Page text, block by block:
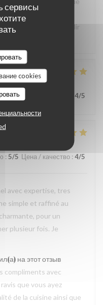
сервисы
cookies
de votre repas
de vous accueillir
:5/5 4/5
: 5/5 Цена / качество : 4/5
avec expertise, tres
simple et raffiné au
pour un
plusieur fois. Je
на этот отзыв
compliments avec
que vous ayez
de la cuisine ainsi que